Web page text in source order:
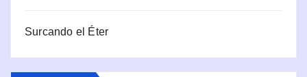
Surcando el Éter